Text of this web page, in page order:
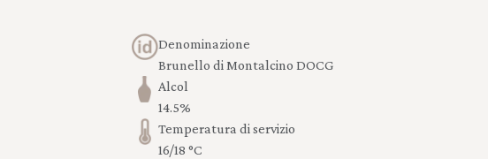
Denominazione
Brunello di Montalcino DOCG
Alcol
14.5%
Temperatura di servizio
16/18 °C